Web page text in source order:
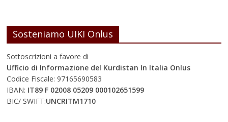
Sosteniamo UIKI Onlus
Sottoscrizioni a favore di
Ufficio di Informazione del Kurdistan In Italia Onlus
Codice Fiscale: 97165690583
IBAN: IT89 F 02008 05209 000102651599
BIC/ SWIFT:UNCRITM1710